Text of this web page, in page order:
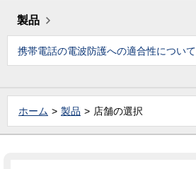
製品
携帯電話の電波防護への適合性について
ホーム 製品 店舗の選択